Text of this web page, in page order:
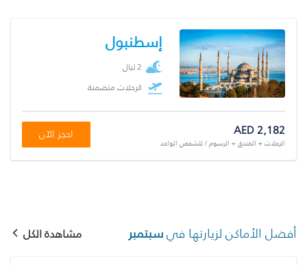
إسطنبول
2 ليال
الرحلات متضمنة
AED 2,182
الرحلات + الفندق + الرسوم / للشخص الواحد
احجز الآن
أفضل الأماكن لزيارتها فيسبتمبر مشاهدة الكل